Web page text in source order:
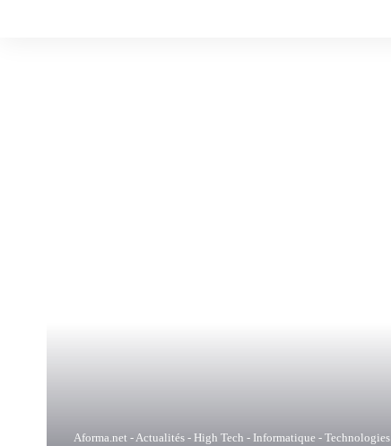
Aforma.net - Actualités - High Tech - Informatique - Technologies